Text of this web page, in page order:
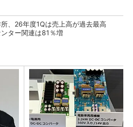
、26年度1Qは売上高が過去最高
ター関連は81％増